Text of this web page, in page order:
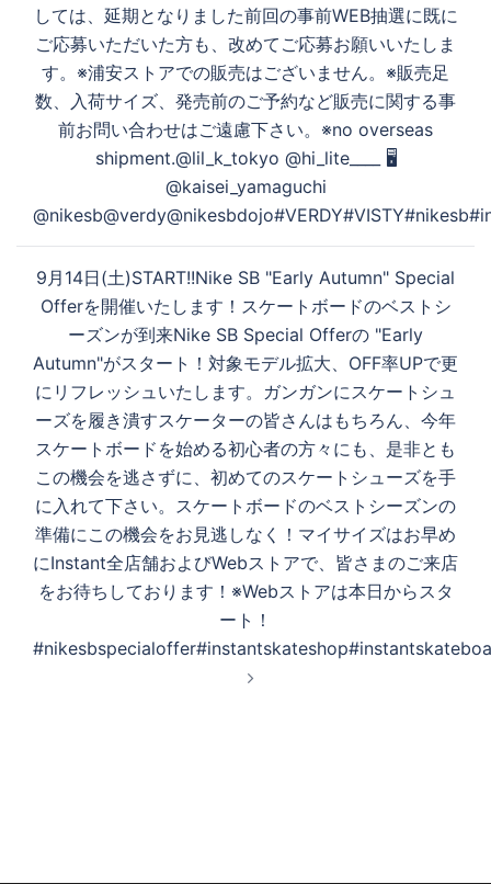
しては、延期となりました前回の事前WEB抽選に既に
ご応募いただいた方も、改めてご応募お願いいたしま
す。※浦安ストアでの販売はございません。※販売足
数、入荷サイズ、発売前のご予約など販売に関する事
前お問い合わせはご遠慮下さい。※no overseas
shipment.@lil_k_tokyo @hi_lite____ 🖥️
@kaisei_yamaguchi
9月14日(土)START!!Nike SB "Early Autumn" Special
Offerを開催いたします！スケートボードのベストシ
ーズンが到来Nike SB Special Offerの "Early
Autumn"がスタート！対象モデル拡大、OFF率UPで更
にリフレッシュいたします。ガンガンにスケートシュ
ーズを履き潰すスケーターの皆さんはもちろん、今年
スケートボードを始める初心者の方々にも、是非とも
この機会を逃さずに、初めてのスケートシューズを手
に入れて下さい。スケートボードのベストシーズンの
準備にこの機会をお見逃しなく！マイサイズはお早め
にInstant全店舗およびWebストアで、皆さまのご来店
をお待ちしております！※Webストアは本日からスタ
ート！